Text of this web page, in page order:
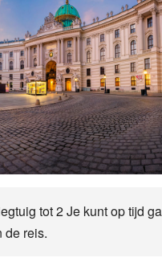
tot 2 Je kunt op tijd
de reis.